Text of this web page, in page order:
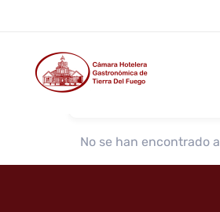
contenido
Buscar por nombre
No se han encontrado